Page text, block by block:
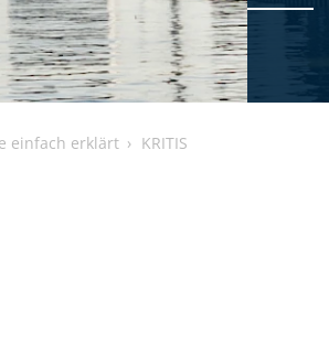
einfach erklärt KRITIS